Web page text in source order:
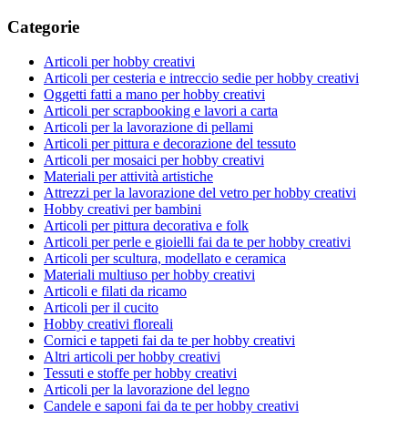
Categorie
Articoli per hobby creativi
Articoli per cesteria e intreccio sedie per hobby creativi
Oggetti fatti a mano per hobby creativi
Articoli per scrapbooking e lavori a carta
Articoli per la lavorazione di pellami
Articoli per pittura e decorazione del tessuto
Articoli per mosaici per hobby creativi
Materiali per attività artistiche
Attrezzi per la lavorazione del vetro per hobby creativi
Hobby creativi per bambini
Articoli per pittura decorativa e folk
Articoli per perle e gioielli fai da te per hobby creativi
Articoli per scultura, modellato e ceramica
Materiali multiuso per hobby creativi
Articoli e filati da ricamo
Articoli per il cucito
Hobby creativi floreali
Cornici e tappeti fai da te per hobby creativi
Altri articoli per hobby creativi
Tessuti e stoffe per hobby creativi
Articoli per la lavorazione del legno
Candele e saponi fai da te per hobby creativi